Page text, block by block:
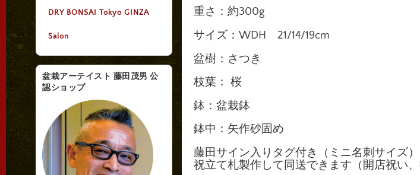
DRY BONSAI Tokyo GINZA
Salon
重さ：約300g
サイズ：WDH 21/14/19cm
盆樹：さつき
枝葉： 桜
鉢：盆栽鉢
鉢中：矢作砂固め
藤田サイン入りタグ付き（ミニ名刺サイズ）
祝立て札製作して同送できます（開店祝い
盆栽アーテイスト 藤田茂男 公
認ショップ